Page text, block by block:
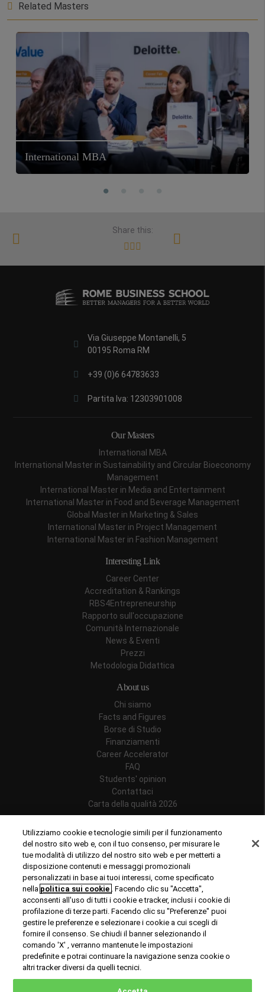
Related Masters
International MBA
Share this:
Via Giuseppe Montanelli, 5
00195 Roma RM
+39 (0)6 64783633
Partita Iva: 12303901008
Our Masters
International MBA
International Master in Sustainability and Circular Bioeconomy
Management
International Master in Media and Entertainment
International Master in Food and Beverage Management
Global Master in Marketing & Sales
International Master in Project Management
International Master in Fashion Management
Interesting Link
Career Center
Accreditation & Rankings
RBS4Entrepreneurship
Rapporto sull'occupazione
Comunità Internazionale
News & Eventi
Prezzi
Metodologia Didattica
About us
Chi siamo
Facts and Figures
Borse di Studio
Finanziamenti
Career Accelerator
FAQ
Students' opinion
Contattaci
Carta della qualità 2026
Riconoscimenti
© Copyright 2024 Rome Business School
Privacy Policy
Utilizziamo cookie e tecnologie simili per il funzionamento
del nostro sito web e, con il tuo consenso, per misurare le
tue modalità di utilizzo del nostro sito web e per metterti a
disposizione contenuti e messaggi promozionali
personalizzati in base ai tuoi interessi, come specificato
nella politica sui cookie . Facendo clic su "Accetta",
acconsenti all'uso di tutti i cookie e tracker, inclusi i cookie di
profilazione di terze parti. Facendo clic su "Preferenze" puoi
gestire le preferenze e selezionare i cookie a cui scegli di
fornire il consenso. Se chiudi il banner selezionando il
comando 'X' , verranno mantenute le impostazioni
predefinite e potrai continuare la navigazione senza cookie o
altri tracker diversi da quelli tecnici.